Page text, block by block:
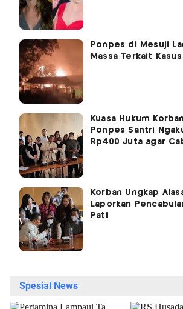
Ponpes di Mesuji
Massa Terkait
Kuasa Hukum
Ponpes Santri
Rp400 Juta agar
Korban Ungkap
Laporkan
Pati